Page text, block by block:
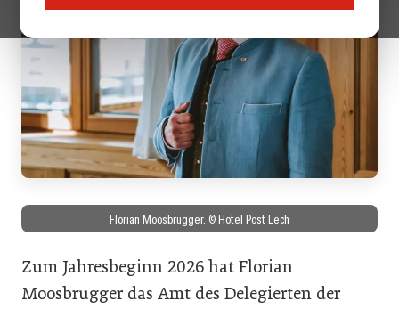
Florian Moosbrugger. © Hotel Post Lech
Zum Jahresbeginn 2026 hat Florian
Moosbrugger das Amt des Delegierten der